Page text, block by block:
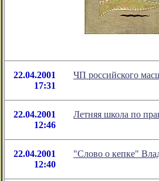
22.04.2001
17:31
ЧП российского
22.04.2001
12:46
Летняя школа по
22.04.2001
12:40
"Слово о кепке"